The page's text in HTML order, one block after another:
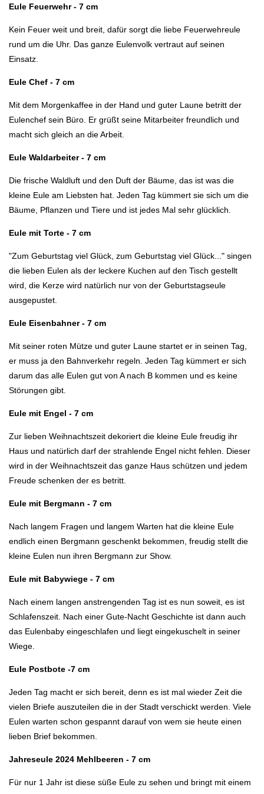
Eule Feuerwehr - 7 cm
Kein Feuer weit und breit, dafür sorgt die liebe Feuerwehreule
rund um die Uhr. Das ganze Eulenvolk vertraut auf seinen
Einsatz.
Eule Chef - 7 cm
Mit dem Morgenkaffee in der Hand und guter Laune betritt der
Eulenchef sein Büro. Er grüßt seine Mitarbeiter freundlich und
macht sich gleich an die Arbeit.
Eule Waldarbeiter - 7 cm
Die frische Waldluft und den Duft der Bäume, das ist was die
kleine Eule am Liebsten hat. Jeden Tag kümmert sie sich um die
Bäume, Pflanzen und Tiere und ist jedes Mal sehr glücklich.
Eule mit Torte - 7 cm
"Zum Geburtstag viel Glück, zum Geburtstag viel Glück..." singen
die lieben Eulen als der leckere Kuchen auf den Tisch gestellt
wird, die Kerze wird natürlich nur von der Geburtstagseule
ausgepustet.
Eule Eisenbahner - 7 cm
Mit seiner roten Mütze und guter Laune startet er in seinen Tag,
er muss ja den Bahnverkehr regeln. Jeden Tag kümmert er sich
darum das alle Eulen gut von A nach B kommen und es keine
Störungen gibt.
Eule mit Engel - 7 cm
Zur lieben Weihnachtszeit dekoriert die kleine Eule freudig ihr
Haus und natürlich darf der strahlende Engel nicht fehlen. Dieser
wird in der Weihnachtszeit das ganze Haus schützen und jedem
Freude schenken der es betritt.
Eule mit Bergmann - 7 cm
Nach langem Fragen und langem Warten hat die kleine Eule
endlich einen Bergmann geschenkt bekommen, freudig stellt die
kleine Eulen nun ihren Bergmann zur Show.
Eule mit Babywiege - 7 cm
Nach einem langen anstrengenden Tag ist es nun soweit, es ist
Schlafenszeit. Nach einer Gute-Nacht Geschichte ist dann auch
das Eulenbaby eingeschlafen und liegt eingekuschelt in seiner
Wiege.
Eule Postbote -7 cm
Jeden Tag macht er sich bereit, denn es ist mal wieder Zeit die
vielen Briefe auszuteilen die in der Stadt verschickt werden. Viele
Eulen warten schon gespannt darauf von wem sie heute einen
lieben Brief bekommen.
Jahreseule 2024 Mehlbeeren - 7 cm
Für nur 1 Jahr ist diese süße Eule zu sehen und bringt mit einem